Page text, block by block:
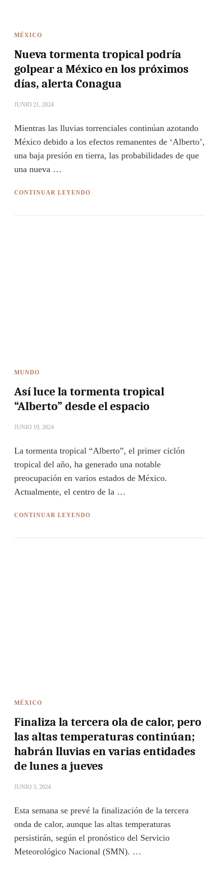
MÉXICO
Nueva tormenta tropical podría
golpear a México en los próximos
días, alerta Conagua
JUNIO 21, 2024
Mientras las lluvias torrenciales continúan azotando
México debido a los efectos remanentes de ‘Alberto’,
una baja presión en tierra, las probabilidades de que
una nueva …
CONTINUAR LEYENDO
MUNDO
Así luce la tormenta tropical
“Alberto” desde el espacio
JUNIO 19, 2024
La tormenta tropical “Alberto”, el primer ciclón
tropical del año, ha generado una notable
preocupación en varios estados de México.
Actualmente, el centro de la …
CONTINUAR LEYENDO
MÉXICO
Finaliza la tercera ola de calor, pero
las altas temperaturas continúan;
habrán lluvias en varias entidades
de lunes a jueves
JUNIO 3, 2024
Esta semana se prevé la finalización de la tercera
onda de calor, aunque las altas temperaturas
persistirán, según el pronóstico del Servicio
Meteorológico Nacional (SMN). …